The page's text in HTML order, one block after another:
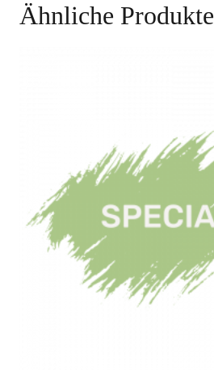
2022
Ähnliche Produkte